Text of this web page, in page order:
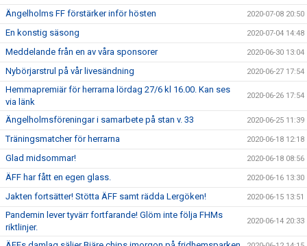
Ängelholms FF förstärker inför hösten 2020-07-08 20:50
En konstig säsong 2020-07-04 14:48
Meddelande från en av våra sponsorer 2020-06-30 13:04
Nybörjarstrul på vår livesändning 2020-06-27 17:54
Hemmapremiär för herrarna lördag 27/6 kl 16.00. Kan ses
via länk
2020-06-26 17:54
Ängelholmsföreningar i samarbete på stan v. 33 2020-06-25 11:39
Träningsmatcher för herrarna 2020-06-18 12:18
Glad midsommar! 2020-06-18 08:56
ÄFF har fått en egen glass. 2020-06-16 13:30
Jakten fortsätter! Stötta ÄFF samt rädda Lergöken! 2020-06-15 13:51
Pandemin lever tyvärr fortfarande! Glöm inte följa FHMs
riktlinjer.
2020-06-14 20:33